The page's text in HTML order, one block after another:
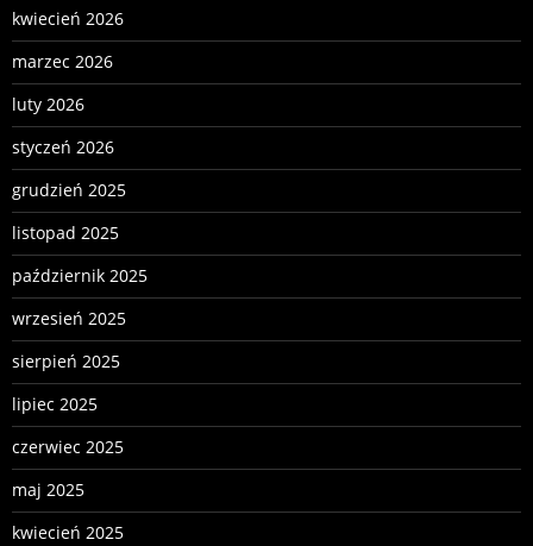
kwiecień 2026
marzec 2026
luty 2026
styczeń 2026
grudzień 2025
listopad 2025
październik 2025
wrzesień 2025
sierpień 2025
lipiec 2025
czerwiec 2025
maj 2025
kwiecień 2025